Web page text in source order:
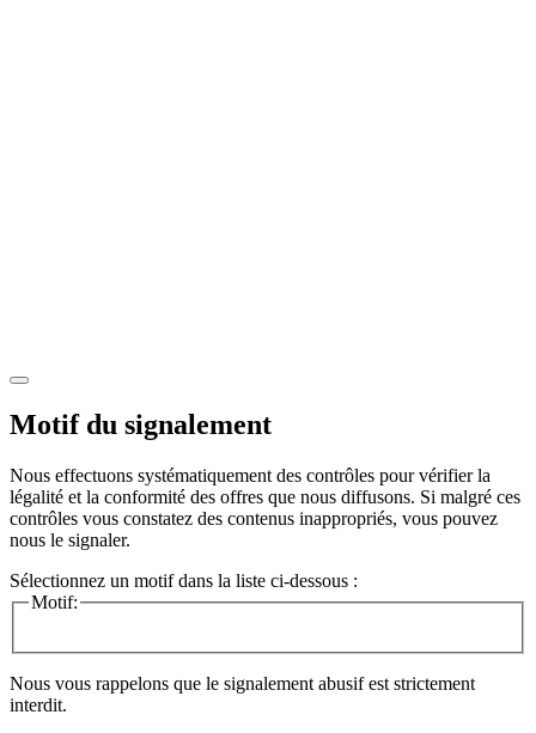
Motif du signalement
Nous effectuons systématiquement des contrôles pour vérifier la
légalité et la conformité des offres que nous diffusons. Si malgré ces
contrôles vous constatez des contenus inappropriés, vous pouvez
nous le signaler.
Sélectionnez un motif dans la liste ci-dessous :
Motif:
Nous vous rappelons que le signalement abusif est strictement
interdit.